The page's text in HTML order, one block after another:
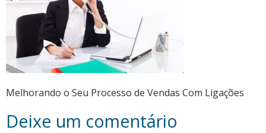
Melhorando o Seu Processo de Vendas Com Ligações
Deixe um comentário